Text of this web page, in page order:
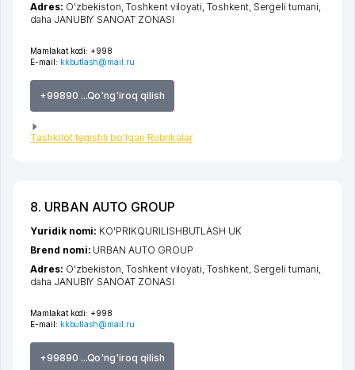
Mamlakat kodi: +998
E-mail: kkbutlash@mail.ru
+99890 ...Qo'ng'iroq qilish
Tashkilot tegishli bo'lgan Rubrikalar
Adres: O'zbekiston,Toshkent viloyati,Toshkent, Sergeli tumani,
daha JANUBIY SANOAT ZONASI
8. URBAN AUTO GROUP
Mamlakat kodi: +998
E-mail: kkbutlash@mail.ru
+99890 ...Qo'ng'iroq qilish
Yuridik nomi: KO'PRIKQURILISHBUTLASH UK
Brend nomi: URBAN AUTO GROUP
Adres: O'zbekiston,Toshkent viloyati ,Toshkent, Sergeli tumani
daha JANUBIY SANOAT ZONASI